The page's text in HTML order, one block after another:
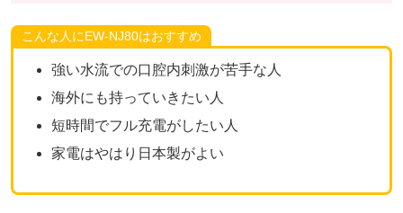
こんな人にEW-NJ80はおすすめ
強い水流での口腔内刺激が苦手な人
海外にも持っていきたい人
短時間でフル充電がしたい人
家電はやはり日本製がよい